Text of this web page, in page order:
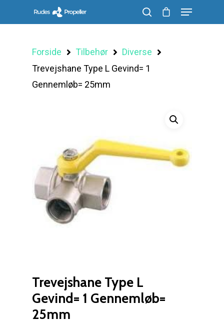
Forside Tilbehør
Diverse
Trevejshane Type L Gevind= 1
Gennemløb= 25mm
Trevejshane Type L
Gevind= 1 Gennemløb=
25mm